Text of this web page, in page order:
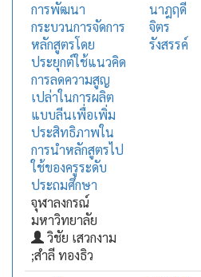
การพัฒนา
กระบวนการจัดการ
หลักสูตรโดย
ประยุกต์ใช้แนวคิด
การลดความสูญ
เปล่าในการผลิต
แบบลีนเพื่อเพิ่ม
ประสิทธิภาพใน
การนำหลักสูตรไป
ใช้ของครูระดับ
ประถมศึกษา
จุฬาลงกรณ์
มหาวิทยาลัย
วิชัย เสวกงาม
;สำลี ทองธิว
นาฎฤดี
จิตร
รังสรรค์